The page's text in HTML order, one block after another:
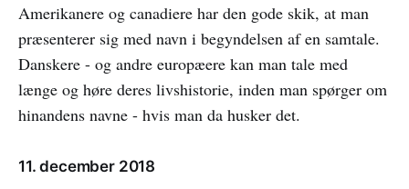
Amerikanere og canadiere har den gode skik, at man
præsenterer sig med navn i begyndelsen af en samtale.
Danskere - og andre europæere kan man tale med
længe og høre deres livshistorie, inden man spørger om
hinandens navne - hvis man da husker det.
11. december 2018